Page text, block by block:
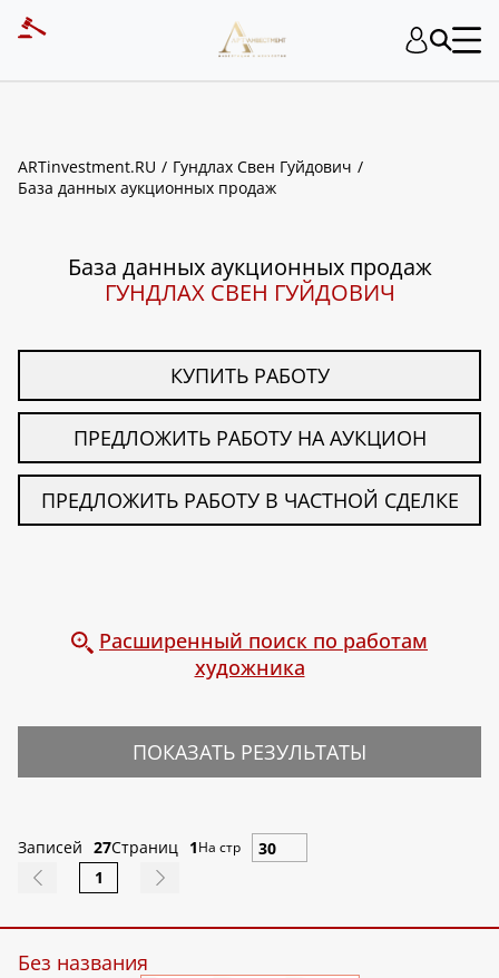
ARTinvestment.RU
Гундлах Свен Гуйдович
База данных аукционных продаж
База данных аукционных продаж
ГУНДЛАХ СВЕН ГУЙДОВИЧ
КУПИТЬ РАБОТУ
ПРЕДЛОЖИТЬ РАБОТУ НА АУКЦИОН
ПРЕДЛОЖИТЬ РАБОТУ В ЧАСТНОЙ СДЕЛКЕ
Расширенный поиск по работам
художника
ПОКАЗАТЬ РЕЗУЛЬТАТЫ
Записей 27Страниц 1На стр
1
Без названия